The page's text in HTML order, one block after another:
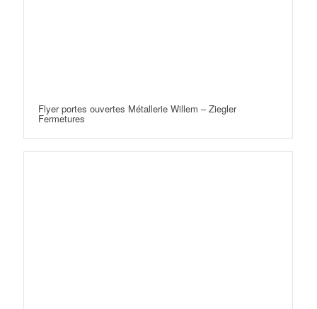
Flyer portes ouvertes Métallerie Willem – Ziegler
Fermetures